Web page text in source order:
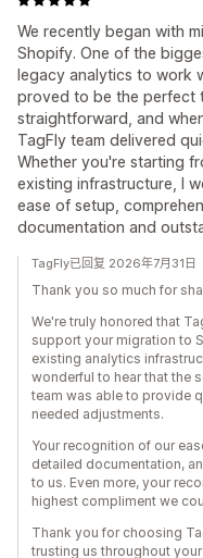
We recently began with
Shopify. One of the
legacy analytics to work
proved to be the perfect
straightforward, and
TagFly team delivered
Whether you're starting
existing infrastructure, I
ease of setup,
documentation and
TagFly已回复 2026年7月31日
Thank you so much for
We're truly honored that
support your migration to
existing analytics
wonderful to hear that the
team was able to provide
needed adjustments.
Your recognition of our
detailed documentation,
to us. Even more, your
highest compliment we
Thank you for choosing
trusting us throughout